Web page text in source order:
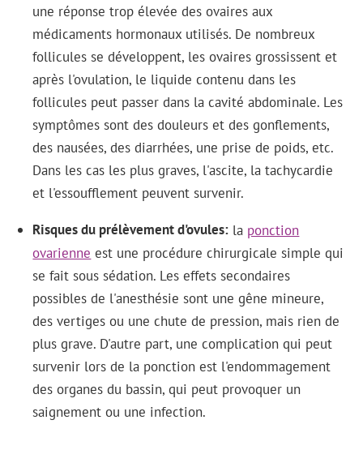
une réponse trop élevée des ovaires aux
médicaments hormonaux utilisés. De nombreux
follicules se développent, les ovaires grossissent et
après l'ovulation, le liquide contenu dans les
follicules peut passer dans la cavité abdominale. Les
symptômes sont des douleurs et des gonflements,
des nausées, des diarrhées, une prise de poids, etc.
Dans les cas les plus graves, l'ascite, la tachycardie
et l'essoufflement peuvent survenir.
Risques du prélèvement d'ovules la ponction
ovarienne est une procédure chirurgicale simple qui
se fait sous sédation. Les effets secondaires
possibles de l'anesthésie sont une gêne mineure,
des vertiges ou une chute de pression, mais rien de
plus grave. D'autre part, une complication qui peut
survenir lors de la ponction est l'endommagement
des organes du bassin, qui peut provoquer un
saignement ou une infection.